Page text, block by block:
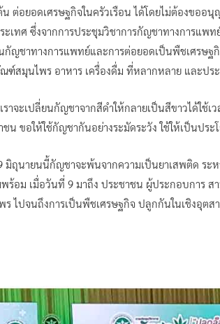
น ต่อยอดเศรษฐกิจในครัวเรือน ได้โดยไม่ต้องขออ
ะเทศ ซึ่งจากการประชุมวิชาการกัญชาทางการแ
กัญชาทางการแพทย์และการต่อยอดเป็นพืชเศรษ
ฑ์สมุนไพร อาหาร เครื่องดื่ม ที่หลากหลาย และป
ราจะเปลี่ยนกัญชาจากสีดำให้กลายเป็นสีขาวได้ใช้
ชน ขอให้ใช้กัญชากันอย่างระมัดระวัง ใช้ให้เป็นปร
มิถุนายนนี้กัญชาจะพ้นจากความเป็นยาเสพติด ระ
พร้อม เมื่อวันที่ 9 มาถึง ประชาชน ผู้ประกอบการ
ร ไปจนถึงการเป็นพืชเศรษฐกิจ ปลูกกันในเชิงอุตส